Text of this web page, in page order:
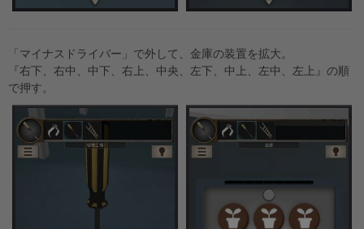
「マイナスドライバー」で外して、金庫の装置を拡大。
『右下、右中、中下、右上、中央、左下、中上、左中、左上』の順
で押す。